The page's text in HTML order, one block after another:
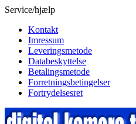
Service/hjælp
Kontakt
Imressum
Leveringsmetode
Databeskyttelse
Betalingsmetode
Forretningsbetingelser
Fortrydelsesret